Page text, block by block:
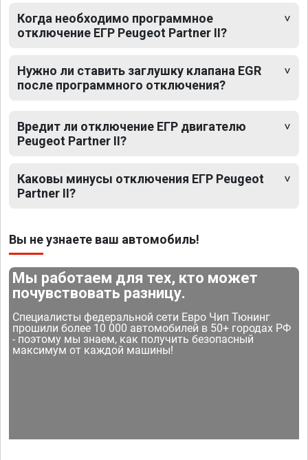
Когда необходимо программное
отключение ЕГР Peugeot Partner II?
Нужно ли ставить заглушку клапана EGR
после программного отключения?
Вредит ли отключение ЕГР двигателю
Peugeot Partner II?
Каковы минусы отключения ЕГР Peugeot
Partner II?
Вы не узнаете ваш автомобиль!
Мы работаем для тех, кто может
почувствовать разницу.
Специалисты федеральной сети Евро Чип Тюнинг
прошили более 10 000 автомобилей в 50+ городах РФ
- поэтому мы знаем, как получить безопасный
максимум от каждой машины!